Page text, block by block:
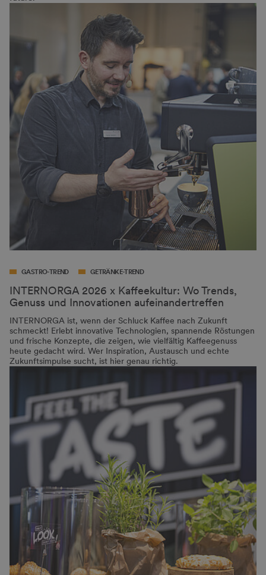
GASTRO-TREND GETRÄNKE-TREND
INTERNORGA 2026 x Kaffeekultur: Wo Trends,
Genuss und Innovationen aufeinandertreffen
INTERNORGA ist, wenn der Schluck Kaffee nach Zukunft
schmeckt! Erlebt innovative Technologien, spannende Röstungen
und frische Konzepte, die zeigen, wie vielfältig Kaffeegenuss
heute gedacht wird. Wer Inspiration, Austausch und echte
Zukunftsimpulse sucht, ist hier genau richtig.